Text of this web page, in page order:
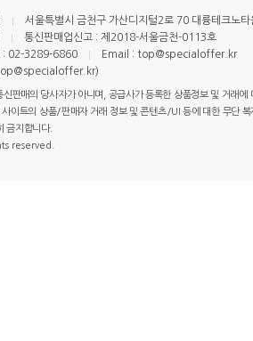
서울특별시 금천구 가산디지털2로 70 대륭테크노
통신판매업신고 : 제2018-서울금천-0113호
: 02-3289-6860
Email : top@specialoffer.kr
판매의 당사자가 아니며, 공급사가 등록한 상품정보 및 거래
이트의 상품/판매자 거래 정보 및 콘텐츠/UI 등에 대한 무단
금지합니다.
reserved.